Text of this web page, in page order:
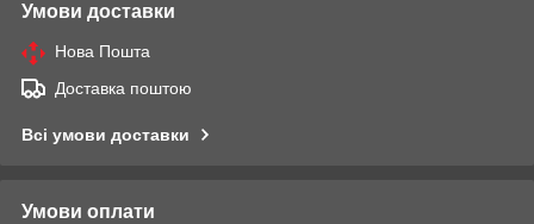
Умови доставки
Нова Пошта
Доставка поштою
Всі умови доставки
Умови оплати